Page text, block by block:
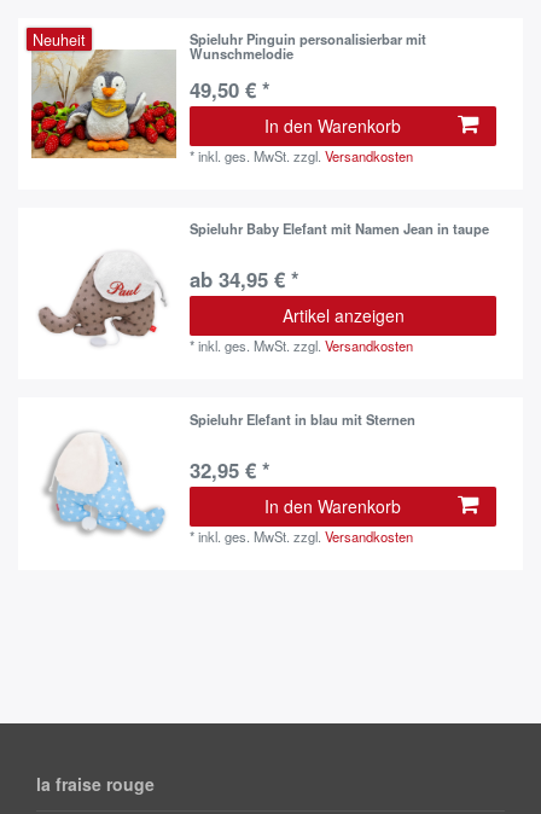
Neuheit Spieluhr Pinguin personalisierbar mit
Wunschmelodie
49,50 € *
In den Warenkorb
*inkl. ges. MwSt. zzgl.Versandkosten
Spieluhr Baby Elefant mit Namen Jean in taupe
ab 34,95 € *
Artikel anzeigen
*inkl. ges. MwSt. zzgl.Versandkosten
Spieluhr Elefant in blau mit Sternen
32,95 € *
In den Warenkorb
*inkl. ges. MwSt. zzgl.Versandkosten
la fraise rouge